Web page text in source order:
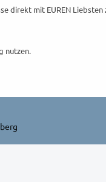
direkt mit EUREN Liebsten
nutzen.